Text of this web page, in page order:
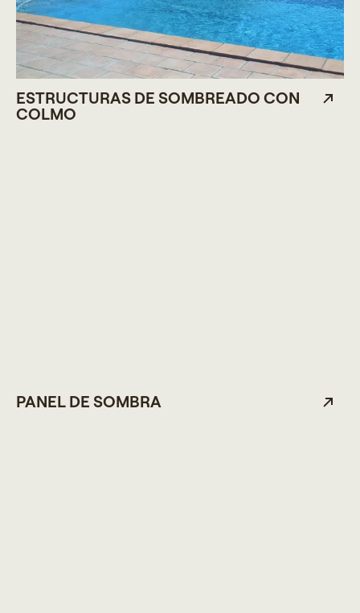
ESTRUCTURAS DE SOMBREADO CON
COLMO
PANEL DE SOMBRA